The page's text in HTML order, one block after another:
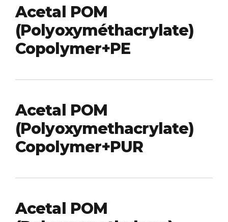
Acetal POM
(Polyoxyméthacrylate)
Copolymer+PE
Acetal POM
(Polyoxymethacrylate)
Copolymer+PUR
Acetal POM